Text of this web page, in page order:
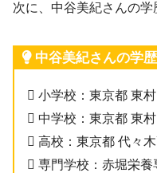
次に、中谷美紀さんの学
中谷美紀さんの学歴
 小学校：東京都 東
 中学校：東京都 東
 高校：東京都 代々
 専門学校：赤堀栄